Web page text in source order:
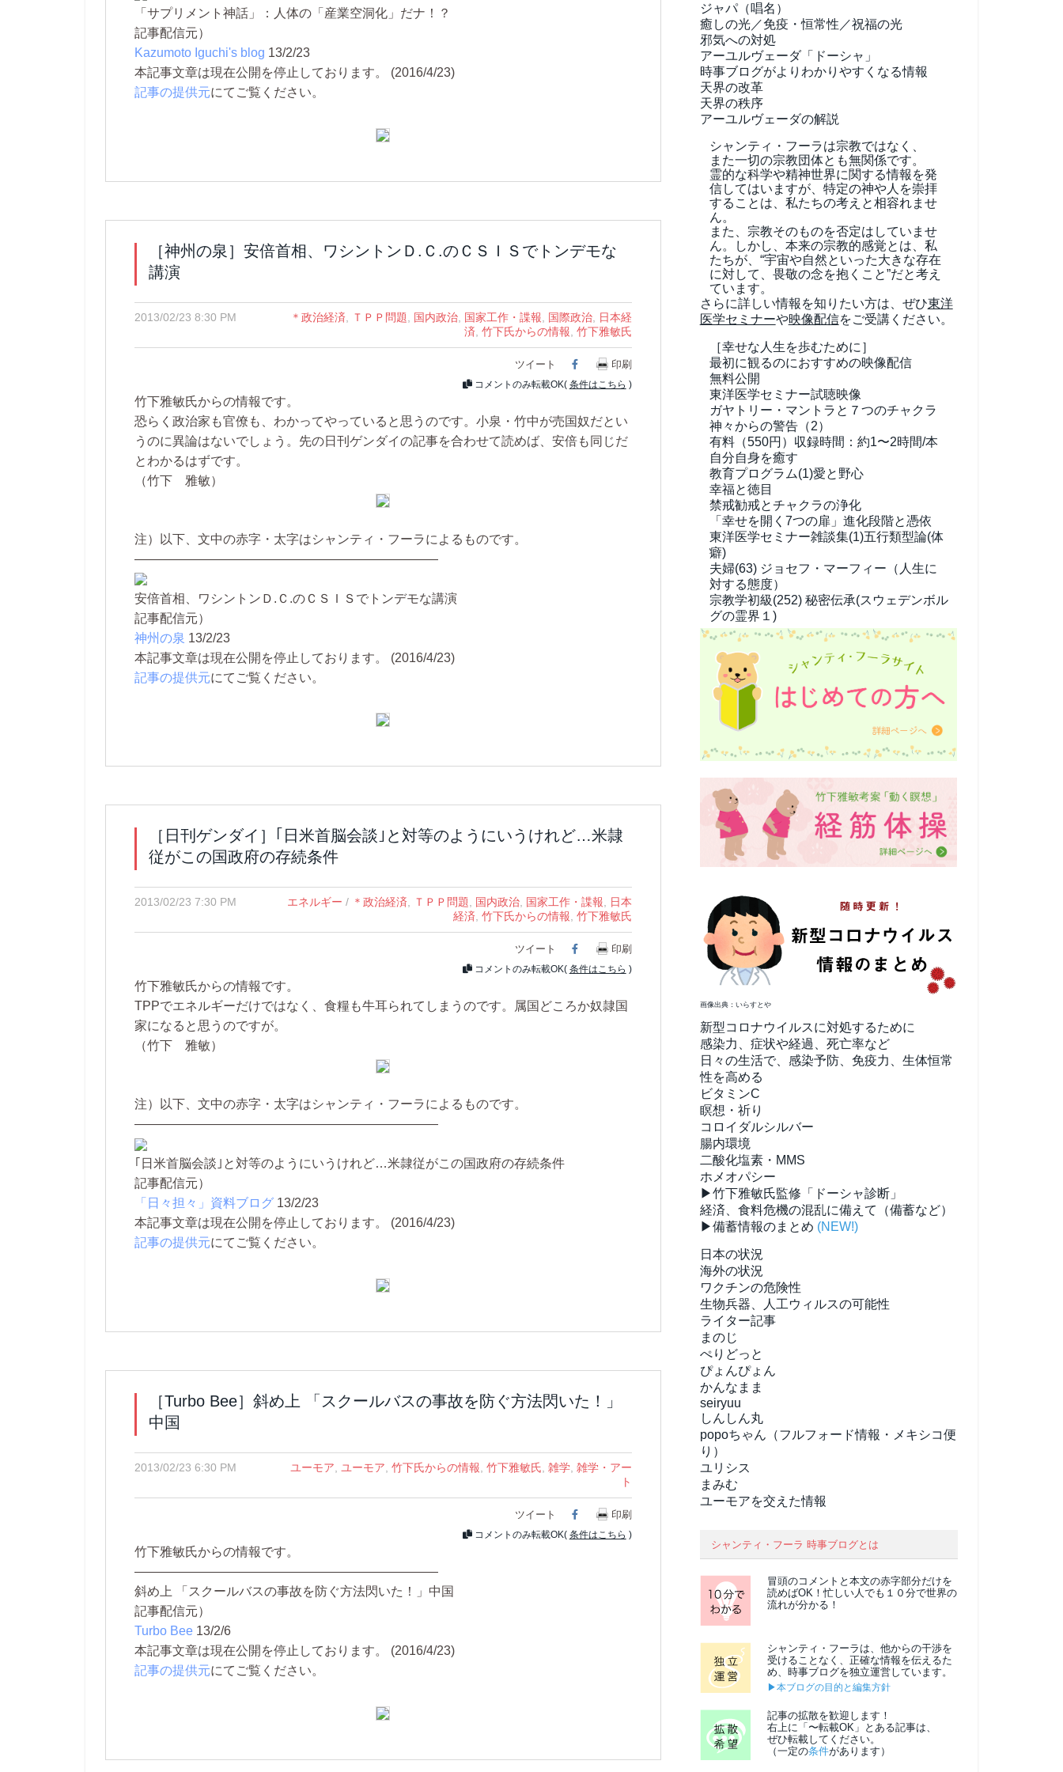
「サプリメント神話」：人体の「産業空洞化」だナ！？
記事配信元）
Kazumoto Iguchi's blog 13/2/23
本記事文章は現在公開を停止しております。 (2016/4/23)
記事の提供元にてご覧ください。
［神州の泉］安倍首相、ワシントンＤ.Ｃ.のＣＳＩＳでトンデモな
講演
2013/02/23 8:30 PM ＊政治経済 ＴＰＰ問題 国内政治, 国家工作・諜報 国際政治,
日本経
済 竹下氏からの情報 竹下雅敏氏
ツイート Facebook
印刷
コメントのみ転載OK( 条件はこちら )
竹下雅敏氏からの情報です。
恐らく政治家も官僚も、わかってやっていると思うのです。小泉・竹中が売国奴だとい
うのに異論はないでしょう。先の日刊ゲンダイの記事を合わせて読めば、安倍も同じだ
とわかるはずです。
（竹下 雅敏）
注）以下、文中の赤字・太字はシャンティ・フーラによるものです。
————————————————————————
安倍首相、ワシントンＤ.Ｃ.のＣＳＩＳでトンデモな講演
記事配信元）
神州の泉 13/2/23
本記事文章は現在公開を停止しております。 (2016/4/23)
記事の提供元にてご覧ください。
［日刊ゲンダイ］｢日米首脳会談｣と対等のようにいうけれど…米隷
従がこの国政府の存続条件
2013/02/23 7:30 PM エネルギー / ＊政治経済, ＴＰＰ問題, 国内政治, 国家工作・諜報, 日本
経済, 竹下氏からの情報, 竹下雅敏氏
ツイート Facebook
印刷
コメントのみ転載OK( 条件はこちら )
竹下雅敏氏からの情報です。
TPPでエネルギーだけではなく、食糧も牛耳られてしまうのです。属国どころか奴隷国
家になると思うのですが。
（竹下 雅敏）
注）以下、文中の赤字・太字はシャンティ・フーラによるものです。
————————————————————————
｢日米首脳会談｣と対等のようにいうけれど…米隷従がこの国政府の存続条件
記事配信元）
「日々担々」資料ブログ 13/2/23
本記事文章は現在公開を停止しております。 (2016/4/23)
記事の提供元にてご覧ください。
［Turbo Bee］斜め上 「スクールバスの事故を防ぐ方法閃いた！」
中国
2013/02/23 6:30 PM ユーモア, ユーモア, 竹下氏からの情報, 竹下雅敏氏, 雑学, 雑学・アー
ト
ツイート Facebook
印刷
コメントのみ転載OK( 条件はこちら )
竹下雅敏氏からの情報です。
————————————————————————
斜め上 「スクールバスの事故を防ぐ方法閃いた！」中国
記事配信元）
Turbo Bee 13/2/6
本記事文章は現在公開を停止しております。 (2016/4/23)
記事の提供元にてご覧ください。
ジャパ（唱名）
癒しの光／免疫・恒常性／祝福の光
邪気への対処
アーユルヴェーダ「ドーシャ」
時事ブログがよりわかりやすくなる情報
天界の改革
天界の秩序
アーユルヴェーダの解説
シャンティ・フーラは宗教ではなく、
また一切の宗教団体とも無関係です。
霊的な科学や精神世界に関する情報を発
信してはいますが、特定の神や人を崇拝
することは、私たちの考えと相容れませ
ん。
また、宗教そのものを否定はしていませ
ん。しかし、本来の宗教的感覚とは、私
たちが、“宇宙や自然といった大きな存在
に対して、畏敬の念を抱くこと”だと考え
ています。
さらに詳しい情報を知りたい方は、ぜひ東洋
医学セミナーや映像配信をご受講ください。
［幸せな人生を歩むために］
最初に観るのにおすすめの映像配信
無料公開
東洋医学セミナー試聴映像
ガヤトリー・マントラと７つのチャクラ
神々からの警告（2）
有料（550円） 収録時間：約1〜2時間/本
自分自身を癒す
教育プログラム(1)愛と野心
幸福と徳目
禁戒勧戒とチャクラの浄化
「幸せを開く7つの扉」進化段階と憑依
東洋医学セミナー雑談集(1)五行類型論(体
癖)
夫婦(63) ジョセフ・マーフィー（人生に
対する態度）
宗教学初級(252) 秘密伝承(スウェデンボル
グの霊界１)
画像出典：いらすとや
新型コロナウイルスに対処するために
感染力、症状や経過、死亡率など
日々の生活で、感染予防、免疫力、生体恒常
性を高める
ビタミンC
瞑想・祈り
コロイダルシルバー
腸内環境
二酸化塩素・MMS
ホメオパシー
▶竹下雅敏氏監修「ドーシャ診断」
経済、食料危機の混乱に備えて（備蓄など）
▶備蓄情報のまとめ (NEW!)
日本の状況
海外の状況
ワクチンの危険性
生物兵器、人工ウィルスの可能性
ライター記事
まのじ
ぺりどっと
ぴょんぴょん
かんなまま
seiryuu
しんしん丸
popoちゃん（フルフォード情報・メキシコ便
り）
ユリシス
まみむ
ユーモアを交えた情報
シャンティ・フーラ 時事ブログとは
冒頭のコメントと本文の赤字部分だけを
読めばOK！忙しい人でも１０分で世界の
流れが分かる！
シャンティ・フーラは、他からの干渉を
受けることなく、正確な情報を伝えるた
め、時事ブログを独立運営しています。
▶本ブログの目的と編集方針
記事の拡散を歓迎します！
右上に「〜転載OK」とある記事は、
ぜひ転載してください。
（一定の条件があります）